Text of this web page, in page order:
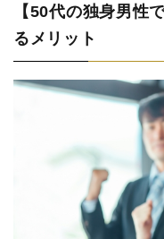
【50代の独身男性
るメリット